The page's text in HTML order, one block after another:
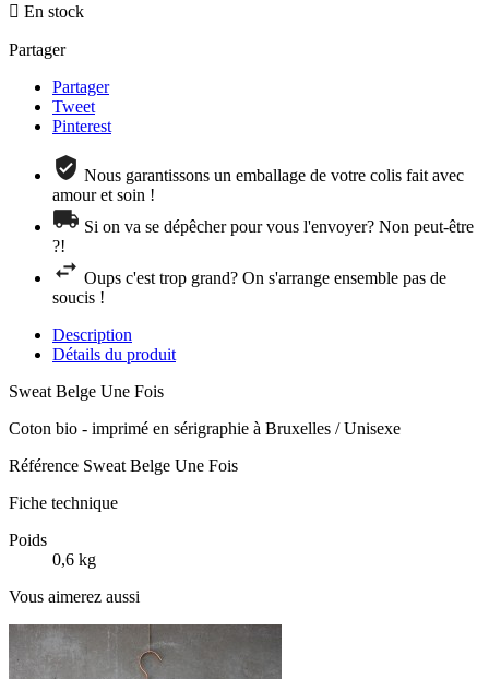
 En stock
Partager
Partager
Tweet
Pinterest
Nous garantissons un emballage de votre colis fait avec
amour et soin !
Si on va se dépêcher pour vous l'envoyer? Non peut-être
?!
Oups c'est trop grand? On s'arrange ensemble pas de
soucis !
Description
Détails du produit
Sweat Belge Une Fois
Coton bio - imprimé en sérigraphie à Bruxelles / Unisexe
Référence Sweat Belge Une Fois
Fiche technique
Poids
0,6 kg
Vous aimerez aussi